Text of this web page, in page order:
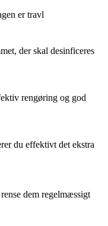
er travl
der skal desinficeres
rengøring og god
du effektivt det ekstra
dem regelmæssigt